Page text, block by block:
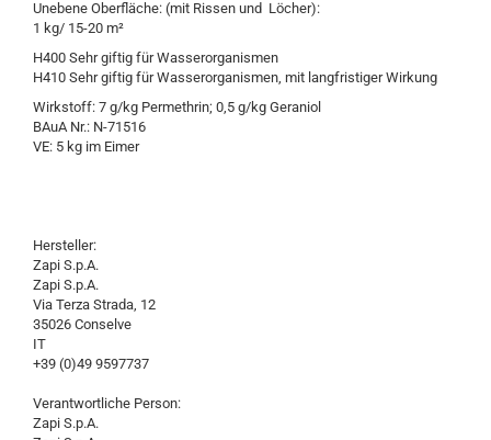
Unebene Oberfläche: (mit Rissen und Löcher):
1 kg/ 15-20 m²
H400 Sehr giftig für Wasserorganismen
H410 Sehr giftig für Wasserorganismen, mit langfristiger Wirkung
Wirkstoff: 7 g/kg Permethrin; 0,5 g/kg Geraniol
BAuA Nr.: N-71516
VE: 5 kg im Eimer
Hersteller:
Zapi S.p.A.
Zapi S.p.A.
Via Terza Strada, 12
35026 Conselve
IT
+39 (0)49 9597737
Verantwortliche Person:
Zapi S.p.A.